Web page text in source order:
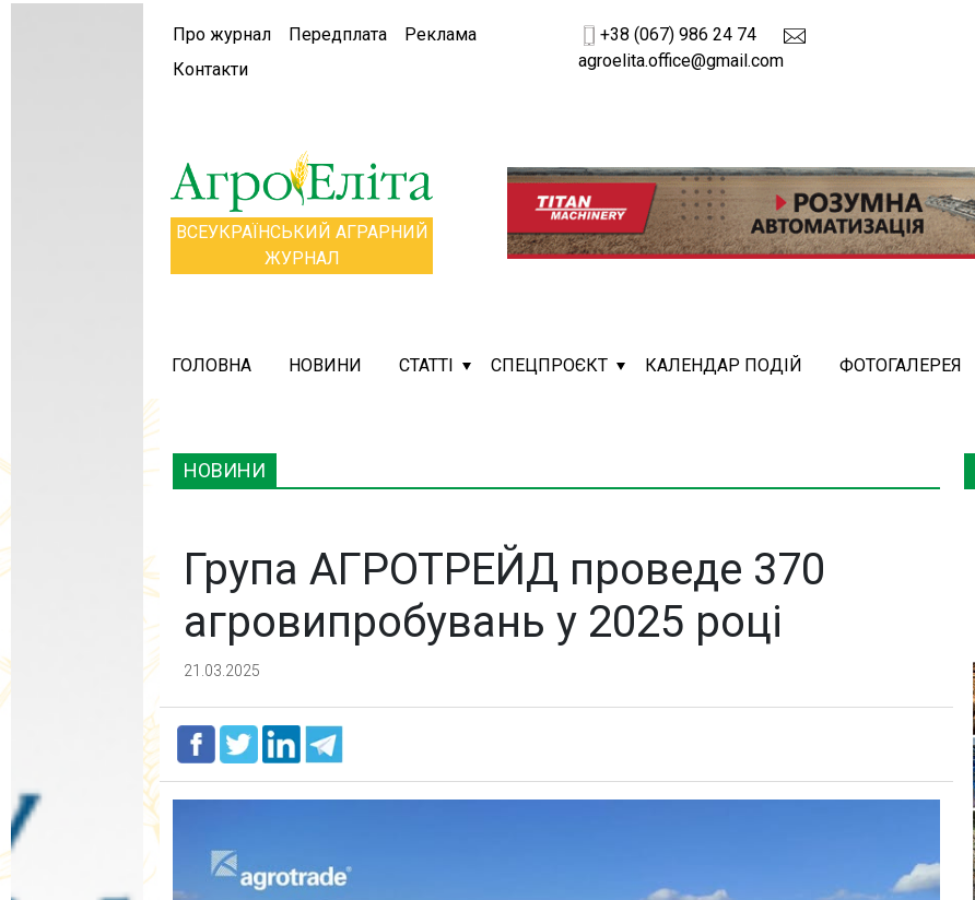
Про журнал Передплата
Реклама
Контакти
+38 (067) 986 24 74
agroelita.office@gmail.com
ВСЕУКРАЇНСЬКИЙ АГРАРНИЙ
ЖУРНАЛ
ГОЛОВНА НОВИНИ СТАТТІ СПЕЦПРОЄКТ КАЛЕНДАР ПОДІЙ ФОТОГАЛЕРЕЯ
НОВИНИ
Група АГРОТРЕЙД проведе 370
агровипробувань у 2025 році
21.03.2025